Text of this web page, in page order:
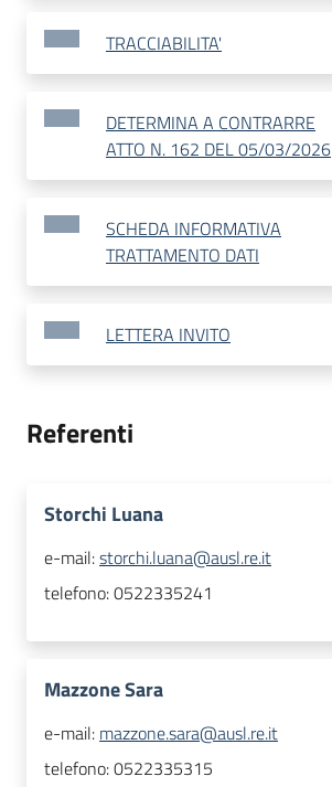
TRACCIABILITA'
DETERMINA A CONTRARRE
ATTO N. 162 DEL 05/03/2026
SCHEDA INFORMATIVA
TRATTAMENTO DATI
LETTERA INVITO
Referenti
Storchi Luana
e-mail:storchi.luana@ausl.re.it
telefono:0522335241
Mazzone Sara
e-mail: mazzone.sara@ausl.re.it
telefono:0522335315